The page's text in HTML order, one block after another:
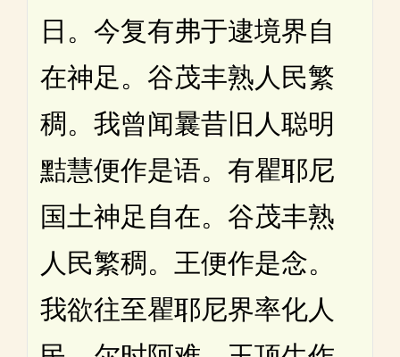
日。今复有弗于逮境界自
在神足。谷茂丰熟人民繁
稠。我曾闻曩昔旧人聪明
黠慧便作是语。有瞿耶尼
国土神足自在。谷茂丰熟
人民繁稠。王便作是念。
我欲往至瞿耶尼界率化人